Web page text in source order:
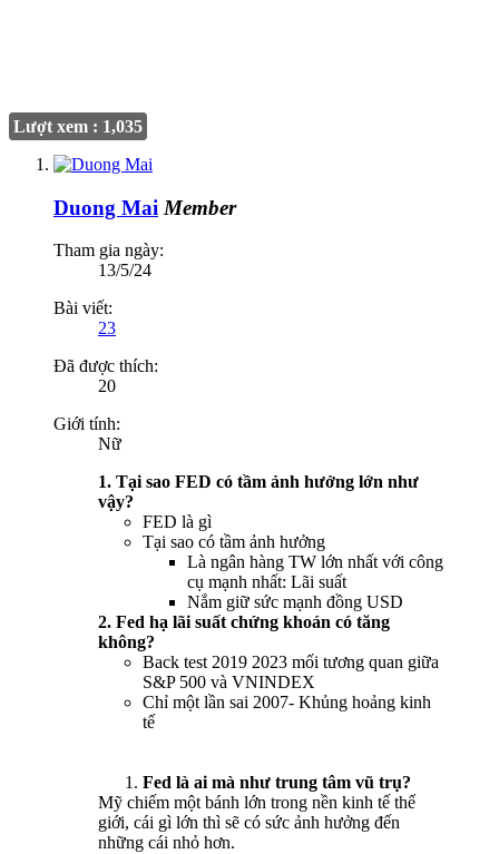
Lượt xem : 1,035
Duong Mai Member
Tham gia ngày:
13/5/24
Bài viết:
23
Đã được thích:
20
Giới tính:
Nữ
1. Tại sao FED có tầm ảnh hưởng lớn như
vậy?
FED là gì
Tại sao có tầm ảnh hưởng
Là ngân hàng TW lớn nhất với công
cụ mạnh nhất: Lãi suất
Nắm giữ sức mạnh đồng USD
2. Fed hạ lãi suất chứng khoán có tăng
không?
Back test 2019 2023 mối tương quan giữa
S&P 500 và VNINDEX
Chỉ một lần sai 2007- Khủng hoảng kinh
tế
Fed là ai mà như trung tâm vũ trụ?
Mỹ chiếm một bánh lớn trong nền kinh tế thế
giới, cái gì lớn thì sẽ có sức ảnh hưởng đến
những cái nhỏ hơn.